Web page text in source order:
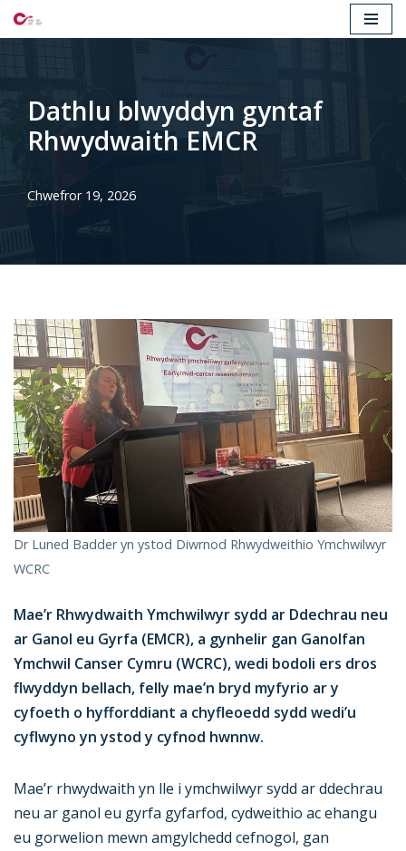
cynnwys
Dathlu blwyddyn gyntaf
Rhwydwaith EMCR
Chwefror 19, 2026
Dr Luned Badder yn ystod Diwrnod Rhwydweithio Ymchwilwyr
WCRC
Mae’r Rhwydwaith Ymchwilwyr sydd ar Ddechrau neu
ar Ganol eu Gyrfa (EMCR), a gynhelir gan Ganolfan
Ymchwil Canser Cymru (WCRC), wedi bodoli ers dros
flwyddyn bellach, felly mae’n bryd myfyrio ar y
cyfoeth o hyfforddiant a chyfleoedd sydd wedi’u
cyflwyno yn ystod y cyfnod hwnnw.
Mae’r rhwydwaith yn lle i ymchwilwyr sydd ar ddechrau
neu ar ganol eu gyrfa gyfarfod, cydweithio ac ehangu
eu gorwelion mewn amgylchedd cefnogol, gan